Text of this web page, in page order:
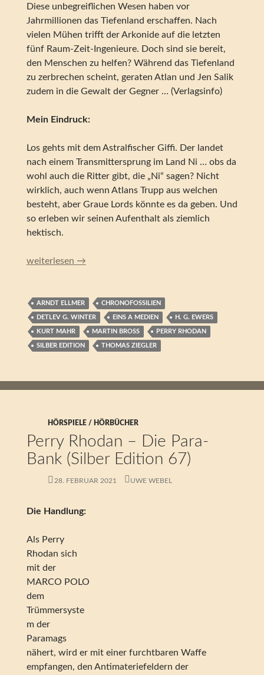
Diese unbegreiflichen Wesen haben vor
Jahrmillionen das Tiefenland erschaffen. Nach
vielen Mühen trifft der Arkonide auf die letzten
fünf Raum-Zeit-Ingenieure. Doch sind sie bereit,
den Menschen zu helfen? Während das Tiefenland
zu zerbrechen scheint, geraten Atlan und Jen Salik
zudem in die Gewalt der Gegner … (Verlagsinfo)
Mein Eindruck:
Los gehts mit dem Astralfischer Giffi. Der landet
nach einem Transmittersprung im Land Ni … obs da
wohl auch die Ritter gibt, die „Ni“ sagen? Nicht
wirklich, auch wenn Atlans Trupp aus welchen
besteht, aber Graue Lords könnte es da geben. Und
so erleben wir seinen Aufenthalt als ziemlich
hektisch.
Perry Rhodan – Die Raum-Zeit-Ingenieure (Silber Edition
weiterlesen →
ARNDT ELLMER CHRONOFOSSILIEN
DETLEV G. WINTER EINS A MEDIEN H. G. EWERS
KURT MAHR MARTIN BROSS PERRY RHODAN
SILBER EDITION THOMAS ZIEGLER
HÖRSPIELE / HÖRBÜCHER
Perry Rhodan – Die Para-
Bank (Silber Edition 67)
28. FEBRUAR 2021 UWE WEBEL
Die Handlung:
Als Perry
Rhodan sich
mit der
MARCO POLO
dem
Trümmersyste
m der
Paramags
nähert, wird er mit einer furchtbaren Waffe
empfangen, den Antimateriefeldern der